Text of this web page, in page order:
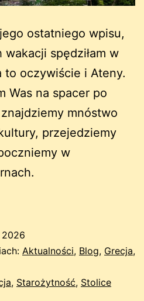
ostatniego wpisu,
spędziłam w
to oczywiście i Ateny.
Was na spacer po
mnóstwo
przejedziemy
w
2026
Aktualności, Blog, Grecja,
, Starożytność, Stolice